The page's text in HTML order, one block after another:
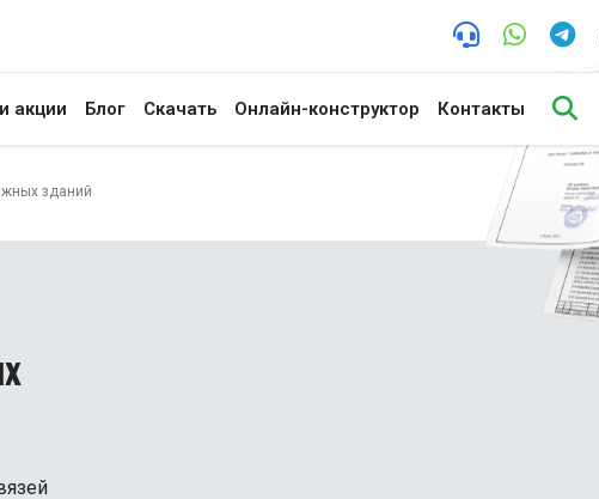
акции Блог Скачать Онлайн-конструктор Контакты
зданий